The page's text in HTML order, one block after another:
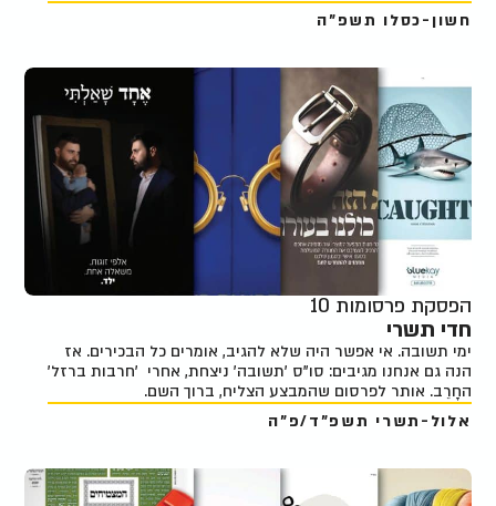
חשון-כסלו תשפ"ה
הפסקת פרסומות 10
חדי תשרי
ימי תשובה. אי אפשר היה שלא להגיב, אומרים כל הבכירים. אז
הנה גם אנחנו מגיבים: סו"ס 'תשובה' ניצחת, אחרי 'חרבות ברזל'
החָרֵב. אותר לפרסום שהמבצע הצליח, ברוך השם.
אלול-תשרי תשפ"ד/פ"ה